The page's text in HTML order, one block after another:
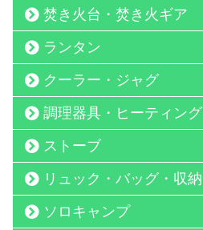
焚き火台・焚き火ギア
ランタン
クーラー・ジャグ
調理器具・ヒーティング
ストーブ
リュック・バッグ・収納
ソロキャンプ